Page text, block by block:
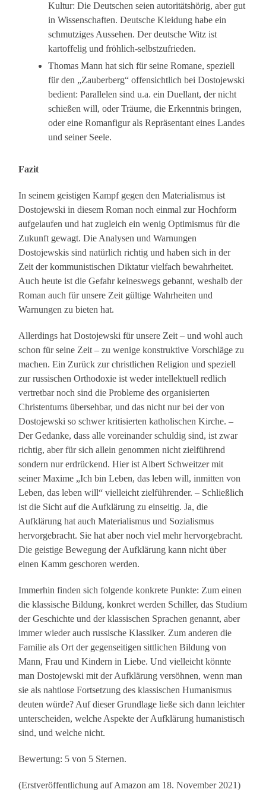
Kultur: Die Deutschen seien autoritätshörig, aber gut
in Wissenschaften. Deutsche Kleidung habe ein
schmutziges Aussehen. Der deutsche Witz ist
kartoffelig und fröhlich-selbstzufrieden.
Thomas Mann hat sich für seine Romane, speziell
für den „Zauberberg“ offensichtlich bei Dostojewski
bedient: Parallelen sind u.a. ein Duellant, der nicht
schießen will, oder Träume, die Erkenntnis bringen,
oder eine Romanfigur als Repräsentant eines Landes
und seiner Seele.
Fazit
In seinem geistigen Kampf gegen den Materialismus ist
Dostojewski in diesem Roman noch einmal zur Hochform
aufgelaufen und hat zugleich ein wenig Optimismus für die
Zukunft gewagt. Die Analysen und Warnungen
Dostojewskis sind natürlich richtig und haben sich in der
Zeit der kommunistischen Diktatur vielfach bewahrheitet.
Auch heute ist die Gefahr keineswegs gebannt, weshalb der
Roman auch für unsere Zeit gültige Wahrheiten und
Warnungen zu bieten hat.
Allerdings hat Dostojewski für unsere Zeit – und wohl auch
schon für seine Zeit – zu wenige konstruktive Vorschläge zu
machen. Ein Zurück zur christlichen Religion und speziell
zur russischen Orthodoxie ist weder intellektuell redlich
vertretbar noch sind die Probleme des organisierten
Christentums übersehbar, und das nicht nur bei der von
Dostojewski so schwer kritisierten katholischen Kirche. –
Der Gedanke, dass alle voreinander schuldig sind, ist zwar
richtig, aber für sich allein genommen nicht zielführend
sondern nur erdrückend. Hier ist Albert Schweitzer mit
seiner Maxime „Ich bin Leben, das leben will, inmitten von
Leben, das leben will“ vielleicht zielführender. – Schließlich
ist die Sicht auf die Aufklärung zu einseitig. Ja, die
Aufklärung hat auch Materialismus und Sozialismus
hervorgebracht. Sie hat aber noch viel mehr hervorgebracht.
Die geistige Bewegung der Aufklärung kann nicht über
einen Kamm geschoren werden.
Immerhin finden sich folgende konkrete Punkte: Zum einen
die klassische Bildung, konkret werden Schiller, das Studium
der Geschichte und der klassischen Sprachen genannt, aber
immer wieder auch russische Klassiker. Zum anderen die
Familie als Ort der gegenseitigen sittlichen Bildung von
Mann, Frau und Kindern in Liebe. Und vielleicht könnte
man Dostojewski mit der Aufklärung versöhnen, wenn man
sie als nahtlose Fortsetzung des klassischen Humanismus
deuten würde? Auf dieser Grundlage ließe sich dann leichter
unterscheiden, welche Aspekte der Aufklärung humanistisch
sind, und welche nicht.
Bewertung: 5 von 5 Sternen.
(Erstveröffentlichung auf Amazon am 18. November 2021)